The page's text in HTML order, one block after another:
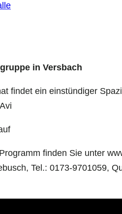
in Versbach
findet ein einstündiger
finden Sie unter
Tel.: 0173-9701059,